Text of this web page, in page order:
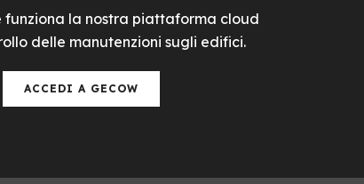
funziona la nostra piattaforma cloud
delle manutenzioni sugli edifici.
ACCEDI A GECOW